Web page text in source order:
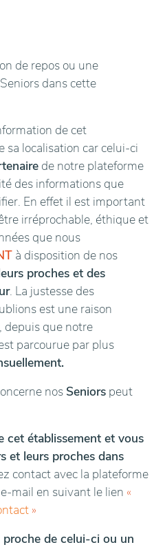
de repos ou une
dans cette
de cet
sa localisation car celui-ci
de notre plateforme
des informations que
En effet il est important
irréprochable, éthique et
que nous
à disposition de nos
proches et des
. La justesse des
est une raison
, depuis que notre
parcourue par plus
nos Seniors peut
cet établissement et vous
et leurs proches dans
contact avec la plateforme
mail en suivant le lien «
»
de celui-ci ou un